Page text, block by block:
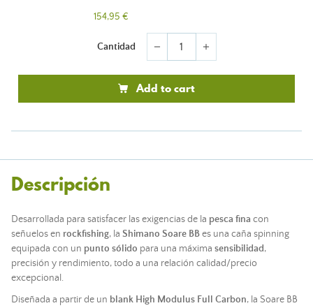
154,95 €
Cantidad remove add
Add to cart
Descripción
Desarrollada para satisfacer las exigencias de la pesca fina con
señuelos en rockfishing, la Shimano Soare BBes una caña spinning
equipada con un punto sólido para una máxima sensibilidad,
precisión y rendimiento, todo a una relación calidad/precio
excepcional.
Diseñada a partir de un blank High Modulus Full Carbon, la Soare BB